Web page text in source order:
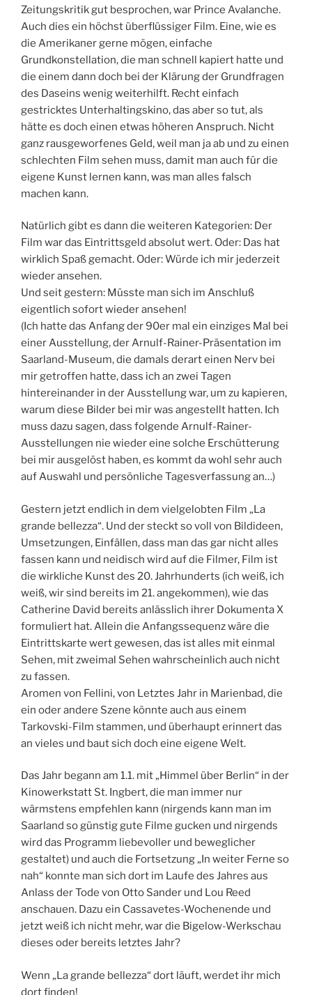
Zeitungskritik gut besprochen, war Prince Avalanche.
Auch dies ein höchst überflüssiger Film. Eine, wie es
die Amerikaner gerne mögen, einfache
Grundkonstellation, die man schnell kapiert hatte und
die einem dann doch bei der Klärung der Grundfragen
des Daseins wenig weiterhilft. Recht einfach
gestricktes Unterhaltingskino, das aber so tut, als
hätte es doch einen etwas höheren Anspruch. Nicht
ganz rausgeworfenes Geld, weil man ja ab und zu einen
schlechten Film sehen muss, damit man auch für die
eigene Kunst lernen kann, was man alles falsch
machen kann.
Natürlich gibt es dann die weiteren Kategorien: Der
Film war das Eintrittsgeld absolut wert. Oder: Das hat
wirklich Spaß gemacht. Oder: Würde ich mir jederzeit
wieder ansehen.
Und seit gestern: Müsste man sich im Anschluß
eigentlich sofort wieder ansehen!
(Ich hatte das Anfang der 90er mal ein einziges Mal bei
einer Ausstellung, der Arnulf-Rainer-Präsentation im
Saarland-Museum, die damals derart einen Nerv bei
mir getroffen hatte, dass ich an zwei Tagen
hintereinander in der Ausstellung war, um zu kapieren,
warum diese Bilder bei mir was angestellt hatten. Ich
muss dazu sagen, dass folgende Arnulf-Rainer-
Ausstellungen nie wieder eine solche Erschütterung
bei mir ausgelöst haben, es kommt da wohl sehr auch
auf Auswahl und persönliche Tagesverfassung an…)
Gestern jetzt endlich in dem vielgelobten Film „La
grande bellezza“. Und der steckt so voll von Bildideen,
Umsetzungen, Einfällen, dass man das gar nicht alles
fassen kann und neidisch wird auf die Filmer, Film ist
die wirkliche Kunst des 20. Jahrhunderts (ich weiß, ich
weiß, wir sind bereits im 21. angekommen), wie das
Catherine David bereits anlässlich ihrer Dokumenta X
formuliert hat. Allein die Anfangssequenz wäre die
Eintrittskarte wert gewesen, das ist alles mit einmal
Sehen, mit zweimal Sehen wahrscheinlich auch nicht
zu fassen.
Aromen von Fellini, von Letztes Jahr in Marienbad, die
ein oder andere Szene könnte auch aus einem
Tarkovski-Film stammen, und überhaupt erinnert das
an vieles und baut sich doch eine eigene Welt.
Das Jahr begann am 1.1. mit „Himmel über Berlin“ in der
Kinowerkstatt St. Ingbert, die man immer nur
wärmstens empfehlen kann (nirgends kann man im
Saarland so günstig gute Filme gucken und nirgends
wird das Programm liebevoller und beweglicher
gestaltet) und auch die Fortsetzung „In weiter Ferne so
nah“ konnte man sich dort im Laufe des Jahres aus
Anlass der Tode von Otto Sander und Lou Reed
anschauen. Dazu ein Cassavetes-Wochenende und
jetzt weiß ich nicht mehr, war die Bigelow-Werkschau
dieses oder bereits letztes Jahr?
Wenn „La grande bellezza“ dort läuft, werdet ihr mich
dort finden!